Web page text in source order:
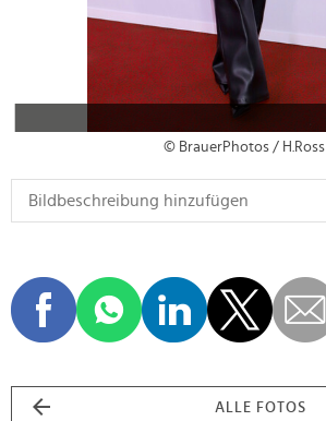
© BrauerPhotos / H.Ross
ALLE FOTOS